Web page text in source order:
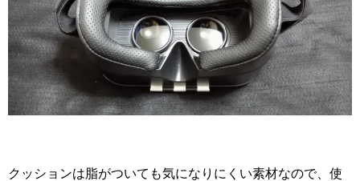
クッションは脂がついても気になりにくい素材なので、使